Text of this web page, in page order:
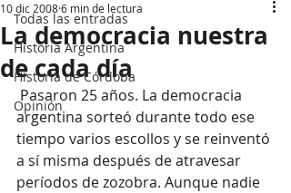
Todas las entradas
Historia Argentina
Historia de Córdoba
Opinión
La democracia nuestra
de cada día
10 dic 20086 min de lectura
argentina sorteó durante todo ese
tiempo varios escollos y se reinventó
a sí misma después de atravesar
períodos de zozobra. Aunque nadie